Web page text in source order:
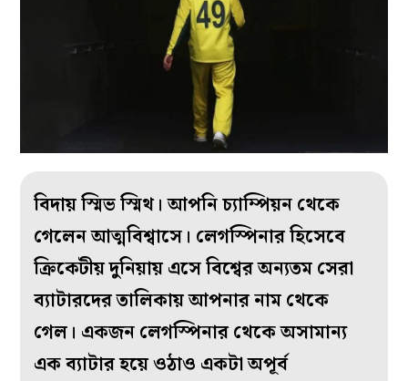
বিদায় স্মিভ স্মিথ। আপনি চ্যাম্পিয়ন থেকে
গেলেন আত্মবিশ্বাসে। লেগস্পিনার হিসেবে
ক্রিকেটীয় দুনিয়ায় এসে বিশ্বের অন্যতম সেরা
ব্যাটারদের তালিকায় আপনার নাম থেকে
গেল। একজন লেগস্পিনার থেকে অসামান্য
এক ব্যাটার হয়ে ওঠাও একটা অপূর্ব